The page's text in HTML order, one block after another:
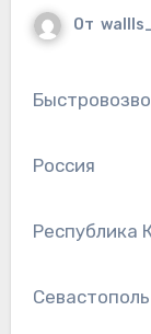
От
Россия
Республика
Севастополь